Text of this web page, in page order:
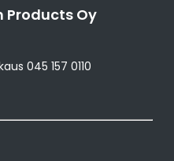
Products Oy
045 157 0110